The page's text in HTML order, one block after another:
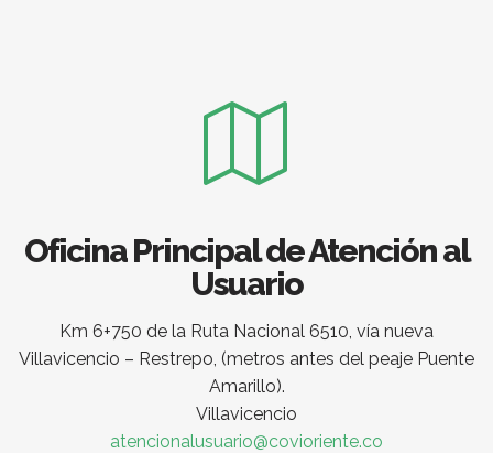
Oficina Principal de Atención al
Usuario
Km 6+750 de la Ruta Nacional 6510, vía nueva
Villavicencio – Restrepo, (metros antes del peaje Puente
Amarillo).
Villavicencio
atencionalusuario@covioriente.co